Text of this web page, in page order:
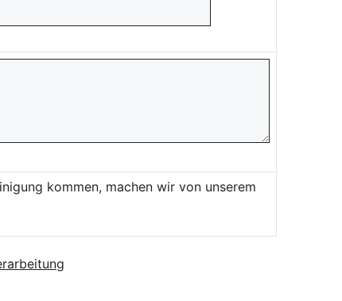
kommen, machen wir von unserem